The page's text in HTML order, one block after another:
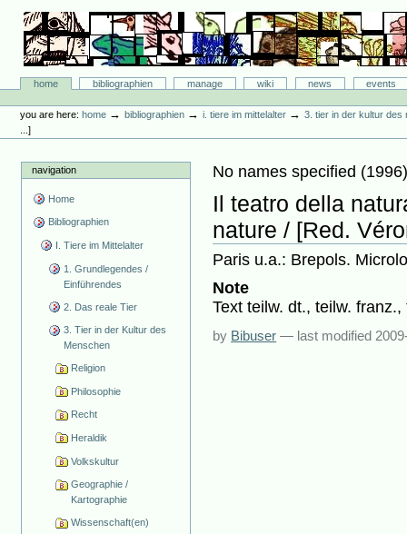
content.
navigation
Bibliographie-Portal
Sectionshome bibliographien manage wiki news
events
tools
you are here: home →bibliographien →i. tiere im mittelalter →3. tier in der kultur des
...]
navigation
Home
Bibliographien
I. Tiere im Mittelalter
1. Grundlegendes /
Einführendes
2. Das reale Tier
3. Tier in der Kultur des
Menschen
Religion
Philosophie
Recht
Heraldik
Volkskultur
Geographie /
Kartographie
Wissenschaft(en)
No names specified (1996
Il teatro della
nature / [Red.
Paris u.a.: Brepols.
Note
Text teilw. dt., teilw. franz.,
by Bibuser — last modified